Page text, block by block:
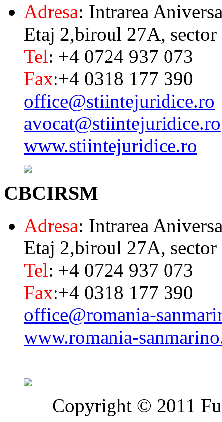
Adresa: Intrarea
Etaj 2,biroul 27A, sector
Tel: +4 0724 937 073
Fax:+4 0318 177 390
office@stiintejuridice.ro
avocat@stiintejuridice.ro
www.stiintejuridice.ro
CBCIRSM
Adresa: Intrarea
Etaj 2,biroul 27A, sector
Tel: +4 0724 937 073
Fax:+4 0318 177 390
office@romania-
www.romania-
Copyright © 2011